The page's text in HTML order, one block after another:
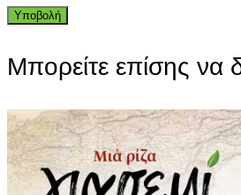
Μπορείτε επίσης να